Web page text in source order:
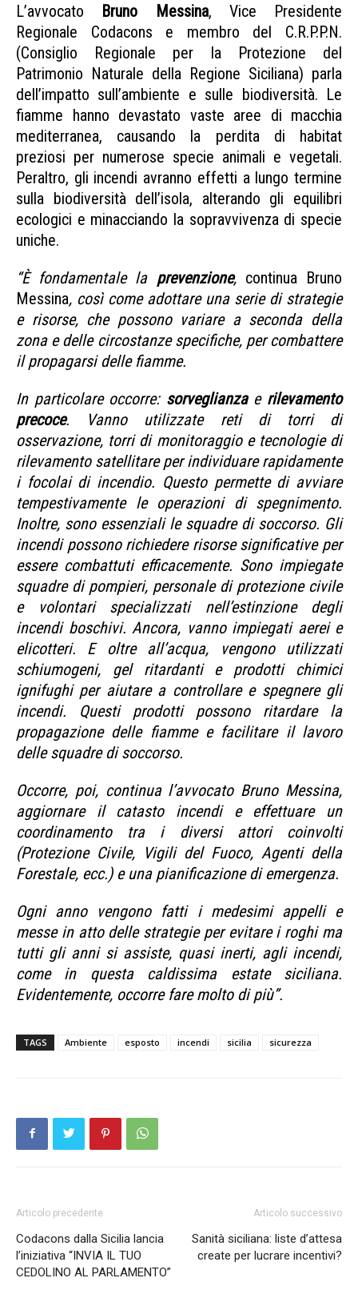
L’avvocato Bruno Messina, Vice Presidente
Regionale Codacons e membro del C.R.P.P.N.
(Consiglio Regionale per la Protezione del
Patrimonio Naturale della Regione Siciliana) parla
dell’impatto sull’ambiente e sulle biodiversità. Le
fiamme hanno devastato vaste aree di macchia
mediterranea, causando la perdita di habitat
preziosi per numerose specie animali e vegetali.
Peraltro, gli incendi avranno effetti a lungo termine
sulla biodiversità dell’isola, alterando gli equilibri
ecologici e minacciando la sopravvivenza di specie
uniche.
“È fondamentale la prevenzione, continua Bruno
Messina, così come adottare una serie di strategie
e risorse, che possono variare a seconda della
zona e delle circostanze specifiche, per combattere
il propagarsi delle fiamme.
In particolare occorre: sorveglianzae rilevamento
precoce. Vanno utilizzate reti di torri di
osservazione, torri di monitoraggio e tecnologie di
rilevamento satellitare per individuare rapidamente
i focolai di incendio. Questo permette di avviare
tempestivamente le operazioni di spegnimento.
Inoltre, sono essenziali le squadre di soccorso. Gli
incendi possono richiedere risorse significative per
essere combattuti efficacemente. Sono impiegate
squadre di pompieri, personale di protezione civile
e volontari specializzati nell’estinzione degli
incendi boschivi. Ancora, vanno impiegati aerei e
elicotteri. E oltre all’acqua, vengono utilizzati
schiumogeni, gel ritardanti e prodotti chimici
ignifughi per aiutare a controllare e spegnere gli
incendi. Questi prodotti possono ritardare la
propagazione delle fiamme e facilitare il lavoro
delle squadre di soccorso.
Occorre, poi, continua l’avvocato Bruno Messina,
aggiornare il catasto incendi e effettuare un
coordinamento tra i diversi attori coinvolti
(Protezione Civile, Vigili del Fuoco, Agenti della
Forestale, ecc.) e una pianificazione di emergenza.
Ogni anno vengono fatti i medesimi appelli e
messe in atto delle strategie per evitare i roghi ma
tutti gli anni si assiste, quasi inerti, agli incendi,
come in questa caldissima estate siciliana.
Evidentemente, occorre fare molto di più”.
TAGS Ambiente esposto incendi sicilia sicurezza
Articolo precedente
Codacons dalla Sicilia lancia
l’iniziativa “INVIA IL TUO
CEDOLINO AL PARLAMENTO”
Articolo successivo
Sanità siciliana: liste d’attesa
create per lucrare incentivi?